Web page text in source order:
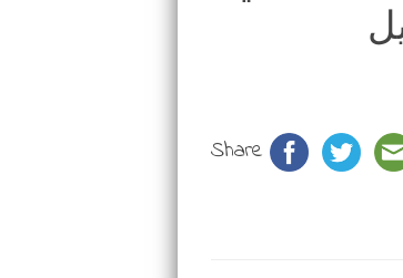
Share